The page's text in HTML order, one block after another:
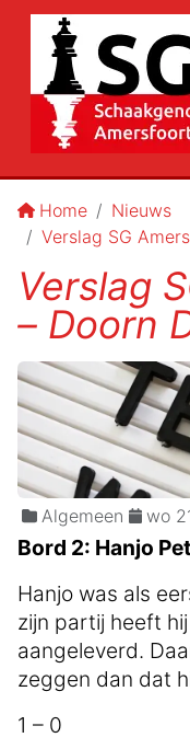
Home
Nieuws
Verslag SG
Verslag
– Doorn
Algemeen wo
Bord 2: Hanjo
Hanjo was als
zijn partij heeft
aangeleverd.
zeggen dan dat
1 – 0